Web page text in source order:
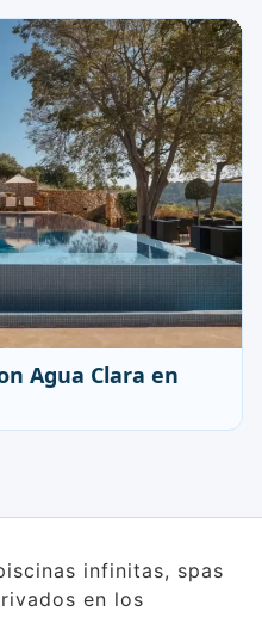
Agua Clara en
infinitas, spas
en los